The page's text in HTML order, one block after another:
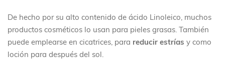
De hecho por su alto contenido de ácido Linoleico, muchos
productos cosméticos lo usan para pieles grasas. También
puede emplearse en cicatrices, para reducir estrías y como
loción para después del sol.